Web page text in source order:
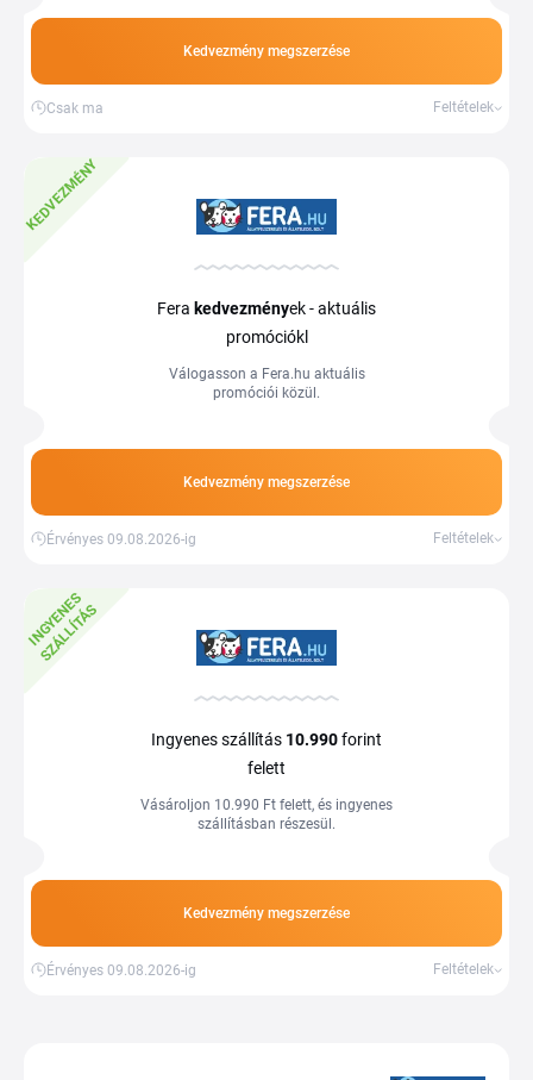
Kedvezmény megszerzése
Csak ma Feltételek
KEDVEZMÉNY
Fera kedvezmények - aktuális
promóciókl
Válogasson a Fera.hu aktuális
promóciói közül.
Kedvezmény megszerzése
Érvényes 09.08.2026-ig Feltételek
I
N
G
Y
E
N
E
S
S
Z
Á
L
L
Í
T
Á
S
Ingyenes szállítás 10.990forint
felett
Vásároljon 10.990 Ft felett, és ingyenes
szállításban részesül.
Kedvezmény megszerzése
Érvényes 09.08.2026-ig Feltételek